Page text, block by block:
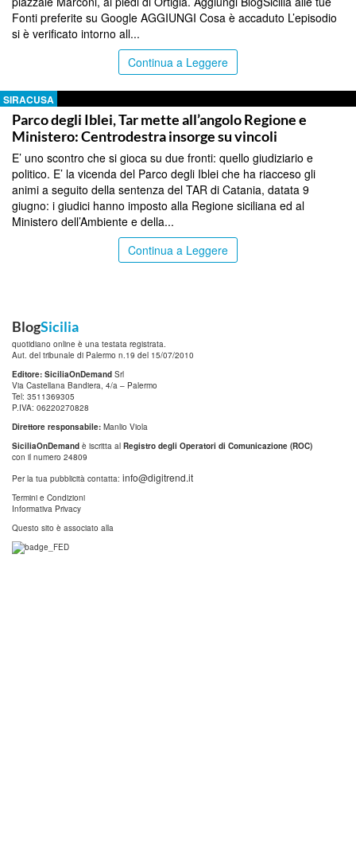
Fonti preferite su Google AGGIUNGI Cosa è accaduto L’episodio
si è verificato intorno all...
Continua a Leggere
SIRACUSA
Parco degli Iblei, Tar mette all’angolo Regione e
Ministero: Centrodestra insorge su vincoli
E’ uno scontro che si gioca su due fronti: quello giudiziario e
politico. E’ la vicenda del Parco degli Iblei che ha riacceso gli
animi a seguito della sentenza del TAR di Catania, datata 9
giugno: i giudici hanno imposto alla Regione siciliana ed al
Ministero dell’Ambiente e della...
Continua a Leggere
BlogSicilia
quotidiano online è una testata registrata.
Aut. del tribunale di Palermo n.19 del 15/07/2010
Editore: SiciliaOnDemand Srl
Via Castellana Bandiera, 4/a – Palermo
Tel: 3511369305
P.IVA: 06220270828
Direttore responsabile: Manlio Viola
SiciliaOnDemand è iscritta al Registro degli Operatori di Comunicazione (ROC)
con il numero 24809
Per la tua pubblicità contatta: info@digitrend.it
Termini e Condizioni
Informativa Privacy
Questo sito è associato alla